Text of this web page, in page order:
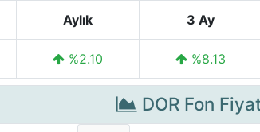
Aylık 3 Ay
%2.10 %8.13
DOR Fon